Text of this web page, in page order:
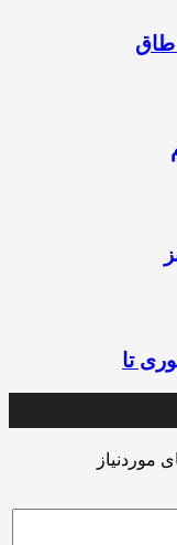
طاق
تا
موردنیاز